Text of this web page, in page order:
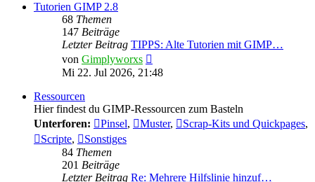
Tutorien GIMP 2.8
68 Themen
147 Beiträge
Letzter Beitrag TIPPS: Alte Tutorien mit GIMP…
von Gimplyworxs
Beitrag
Mi 22. Jul 2026, 21:48
Ressourcen
Hier findest du GIMP-Ressourcen zum Basteln
Unterforen:
Pinsel, Muster, Scrap-Kits und Quickpages,
Scripte,
Sonstiges
84 Themen
201 Beiträge
Letzter Beitrag Re: Mehrere Hilfslinie hinzuf…